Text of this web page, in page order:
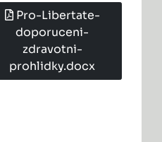
Pro-Libertate-
doporuceni-
zdravotni-
prohlidky.docx